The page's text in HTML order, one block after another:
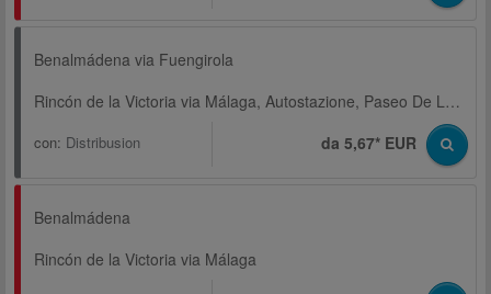
Benalmádena via Fuengirola
Rincón de la Victoria via Málaga, Autostazione, Paseo De Los Tilos
con: Distribusion da 5,67* EUR
Benalmádena
Rincón de la Victoria via Málaga